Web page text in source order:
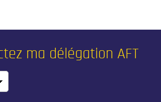
ma délégation AFT